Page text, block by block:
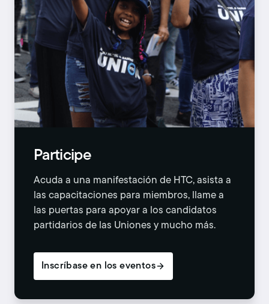
Participe
Acuda a una manifestación de HTC, asista a
las capacitaciones para miembros, llame a
las puertas para apoyar a los candidatos
partidarios de las Uniones y mucho más.
Inscríbase en los eventos